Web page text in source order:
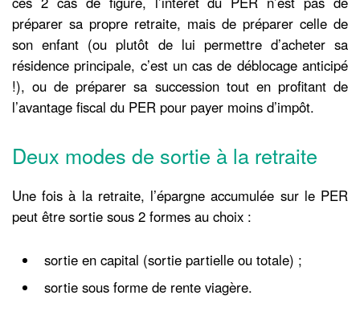
préparer sa propre retraite, mais de préparer celle de
son enfant (ou plutôt de lui permettre d’acheter sa
résidence principale, c’est un cas de déblocage anticipé
!), ou de préparer sa succession tout en profitant de
l’avantage fiscal du PER pour payer moins d’impôt.
Deux modes de sortie à la retraite
Une fois à la retraite, l’épargne accumulée sur le PER
peut être sortie sous 2 formes au choix :
sortie en capital (sortie partielle ou totale) ;
sortie sous forme de rente viagère.